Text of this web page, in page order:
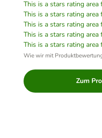
This is a stars rating
This is a stars rating
This is a stars rating
This is a stars rating
This is a stars rating
Wie wir mit
Zum